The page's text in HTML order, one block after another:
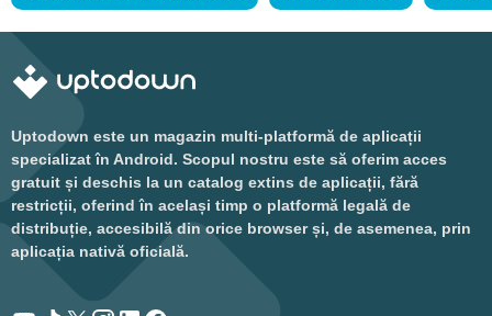
Uptodown este un magazin multi-platformă de aplicații
specializat în Android. Scopul nostru este să oferim acces
gratuit și deschis la un catalog extins de aplicații, fără
restricții, oferind în același timp o platformă legală de
distribuție, accesibilă din orice browser și, de asemenea, prin
aplicația nativă oficială.